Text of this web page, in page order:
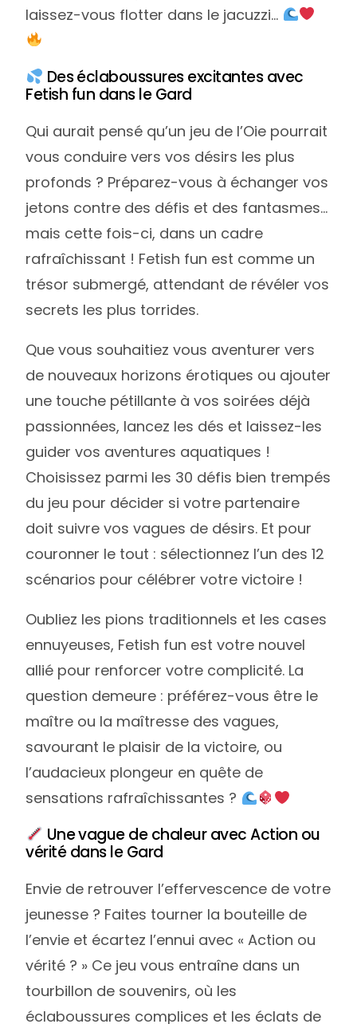
laissez-vous flotter dans le jacuzzi…
Des éclaboussures excitantes avec
Fetish fun dans le Gard
Qui aurait pensé qu’un jeu de l’Oie pourrait
vous conduire vers vos désirs les plus
profonds ? Préparez-vous à échanger vos
jetons contre des défis et des fantasmes…
mais cette fois-ci, dans un cadre
rafraîchissant ! Fetish fun est comme un
trésor submergé, attendant de révéler vos
secrets les plus torrides.
Que vous souhaitiez vous aventurer vers
de nouveaux horizons érotiques ou ajouter
une touche pétillante à vos soirées déjà
passionnées, lancez les dés et laissez-les
guider vos aventures aquatiques !
Choisissez parmi les 30 défis bien trempés
du jeu pour décider si votre partenaire
doit suivre vos vagues de désirs. Et pour
couronner le tout : sélectionnez l’un des 12
scénarios pour célébrer votre victoire !
Oubliez les pions traditionnels et les cases
ennuyeuses, Fetish fun est votre nouvel
allié pour renforcer votre complicité. La
question demeure : préférez-vous être le
maître ou la maîtresse des vagues,
savourant le plaisir de la victoire, ou
l’audacieux plongeur en quête de
sensations rafraîchissantes ?
Une vague de chaleur avec Action ou
vérité dans le Gard
Envie de retrouver l’effervescence de votre
jeunesse ? Faites tourner la bouteille de
l’envie et écartez l’ennui avec « Action ou
vérité ? » Ce jeu vous entraîne dans un
tourbillon de souvenirs, où les
éclaboussures complices et les éclats de